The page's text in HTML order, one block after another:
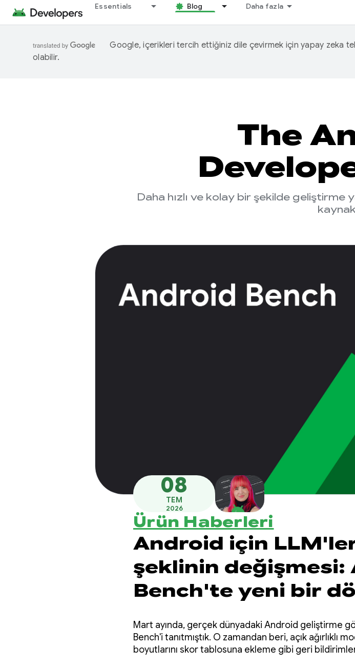
Essentials Blog Daha fazla
Google, içerikleri tercih ettiğiniz dile çevirmek için yapay zeka
olabilir.
The
Daha hızlı ve kolay bir şekilde geliştirme
08
TEM
2026
Ürün Haberleri
Android için
şeklinin değişmesi:
Bench'te yeni bir
Mart ayında, gerçek dünyadaki Android geliştirme
Bench'i tanıtmıştık. O zamandan beri, açık
boyutlarını skor tablosuna ekleme gibi geri